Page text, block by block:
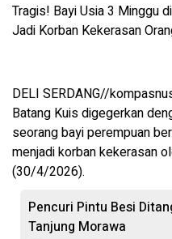
Tragis! Bayi Usia 3 Minggu
Jadi Korban Kekerasan
DELI SERDANG//
Batang Kuis digegerkan
seorang bayi perempuan
menjadi korban kekerasan
(30/4/2026).
Pencuri Pintu Besi
Tanjung Morawa